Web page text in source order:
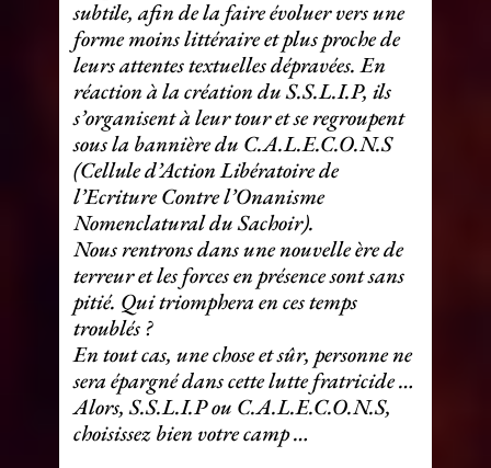
subtile, afin de la faire évoluer vers une
forme moins littéraire et plus proche de
leurs attentes textuelles dépravées. En
réaction à la création du S.S.L.I.P, ils
s’organisent à leur tour et se regroupent
sous la bannière du C.A.L.E.C.O.N.S
(Cellule d’Action Libératoire de
l’Ecriture Contre l’Onanisme
Nomenclatural du Sachoir).
Nous rentrons dans une nouvelle ère de
terreur et les forces en présence sont sans
pitié. Qui triomphera en ces temps
troublés ?
En tout cas, une chose et sûr, personne ne
sera épargné dans cette lutte fratricide …
Alors, S.S.L.I.P ou C.A.L.E.C.O.N.S,
choisissez bien votre camp …